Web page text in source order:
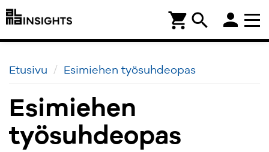
search
shopping_cart person
Etusivu Esimiehen työsuhdeopas
Esimiehen
työsuhdeopas